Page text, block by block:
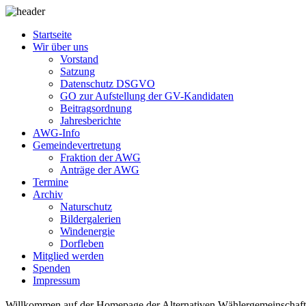
Startseite
Wir über uns
Vorstand
Satzung
Datenschutz DSGVO
GO zur Aufstellung der GV-Kandidaten
Beitragsordnung
Jahresberichte
AWG-Info
Gemeindevertretung
Fraktion der AWG
Anträge der AWG
Termine
Archiv
Naturschutz
Bildergalerien
Windenergie
Dorfleben
Mitglied werden
Spenden
Impressum